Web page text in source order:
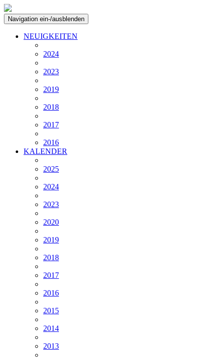
Navigation ein-/ausblenden
NEUIGKEITEN
2024
2023
2019
2018
2017
2016
KALENDER
2025
2024
2023
2020
2019
2018
2017
2016
2015
2014
2013